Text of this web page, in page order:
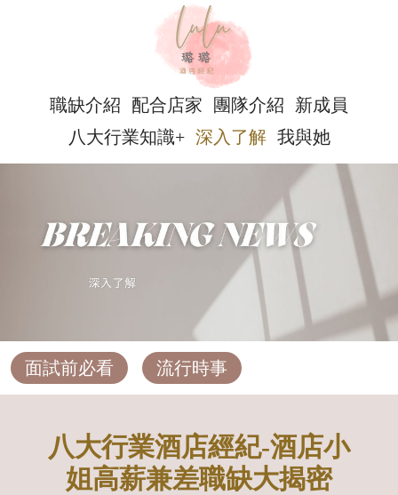
職缺介紹 配合店家 團隊介紹
新成員
八大行業知識+ 深入了解 我與她
面試前必看 流行時事
八大行業酒店經紀-酒店小
姐高薪兼差職缺大揭密